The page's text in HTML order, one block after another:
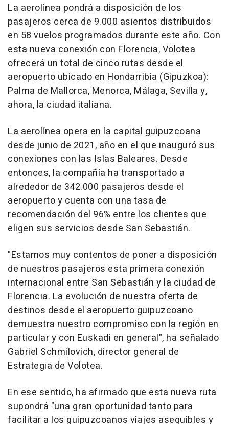
La aerolínea pondrá a disposición de los
pasajeros cerca de 9.000 asientos distribuidos
en 58 vuelos programados durante este año. Con
esta nueva conexión con Florencia, Volotea
ofrecerá un total de cinco rutas desde el
aeropuerto ubicado en Hondarribia (Gipuzkoa):
Palma de Mallorca, Menorca, Málaga, Sevilla y,
ahora, la ciudad italiana.
La aerolínea opera en la capital guipuzcoana
desde junio de 2021, año en el que inauguró sus
conexiones con las Islas Baleares. Desde
entonces, la compañía ha transportado a
alrededor de 342.000 pasajeros desde el
aeropuerto y cuenta con una tasa de
recomendación del 96% entre los clientes que
eligen sus servicios desde San Sebastián.
"Estamos muy contentos de poner a disposición
de nuestros pasajeros esta primera conexión
internacional entre San Sebastián y la ciudad de
Florencia. La evolución de nuestra oferta de
destinos desde el aeropuerto guipuzcoano
demuestra nuestro compromiso con la región en
particular y con Euskadi en general", ha señalado
Gabriel Schmilovich, director general de
Estrategia de Volotea.
En ese sentido, ha afirmado que esta nueva ruta
supondrá "una gran oportunidad tanto para
facilitar a los guipuzcoanos viajes asequibles y